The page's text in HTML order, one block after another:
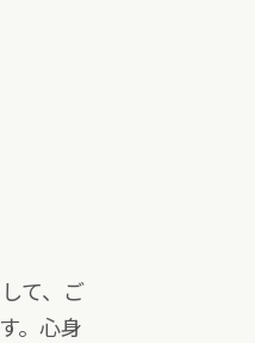
て、ご
。心身